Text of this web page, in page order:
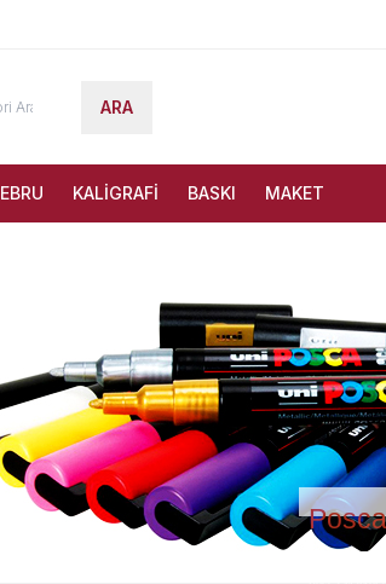
ARA
EBRU KALİGRAFİ BASKI MAKET